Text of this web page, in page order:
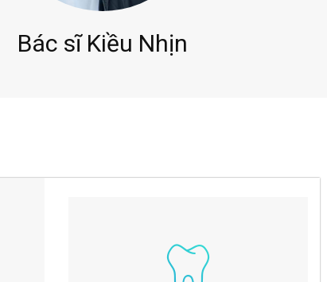
Bác sĩ Kiều Nhịn